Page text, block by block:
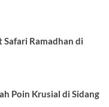
Safari Ramadhan di
Poin Krusial di Sidang